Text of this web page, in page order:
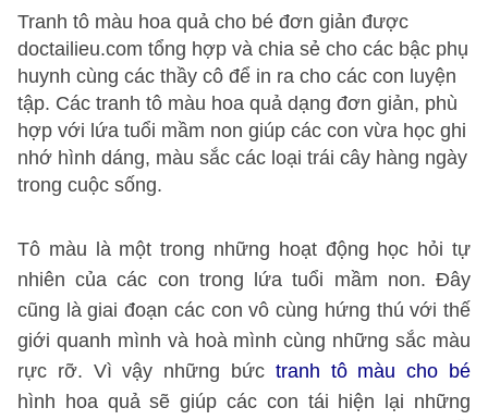
Tranh tô màu hoa quả cho bé đơn giản được
doctailieu.com tổng hợp và chia sẻ cho các bậc phụ
huynh cùng các thầy cô để in ra cho các con luyện
tập. Các tranh tô màu hoa quả dạng đơn giản, phù
hợp với lứa tuổi mầm non giúp các con vừa học ghi
nhớ hình dáng, màu sắc các loại trái cây hàng ngày
trong cuộc sống.
Tô màu là một trong những hoạt động học hỏi tự
nhiên của các con trong lứa tuổi mầm non. Đây
cũng là giai đoạn các con vô cùng hứng thú với thế
giới quanh mình và hoà mình cùng những sắc màu
rực rỡ. Vì vậy những bức tranh tô màu cho bé
hình hoa quả sẽ giúp các con tái hiện lại những